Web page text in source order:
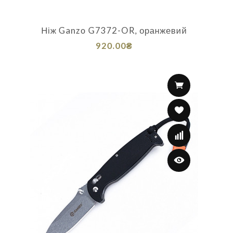
Ніж Ganzo G7372-OR, оранжевий
920.00₴